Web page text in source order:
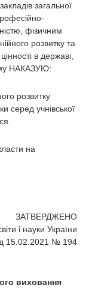
загальної
фізичним
розвитку та
в державі,
НАКАЗУЮ:
розвитку
серед учнівської
на
ЗАТВЕРДЖЕНО
і науки України
15.02.2021 № 194
виховання